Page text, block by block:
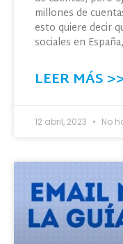
millones de
esto quiere decir
sociales en
LEER MÁS
12 abril, 2023 No